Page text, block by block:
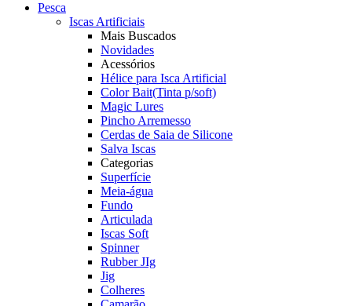
Pesca
Iscas Artificiais
Mais Buscados
Novidades
Acessórios
Hélice para Isca Artificial
Color Bait(Tinta p/soft)
Magic Lures
Pincho Arremesso
Cerdas de Saia de Silicone
Salva Iscas
Categorias
Superfície
Meia-água
Fundo
Articulada
Iscas Soft
Spinner
Rubber JIg
Jig
Colheres